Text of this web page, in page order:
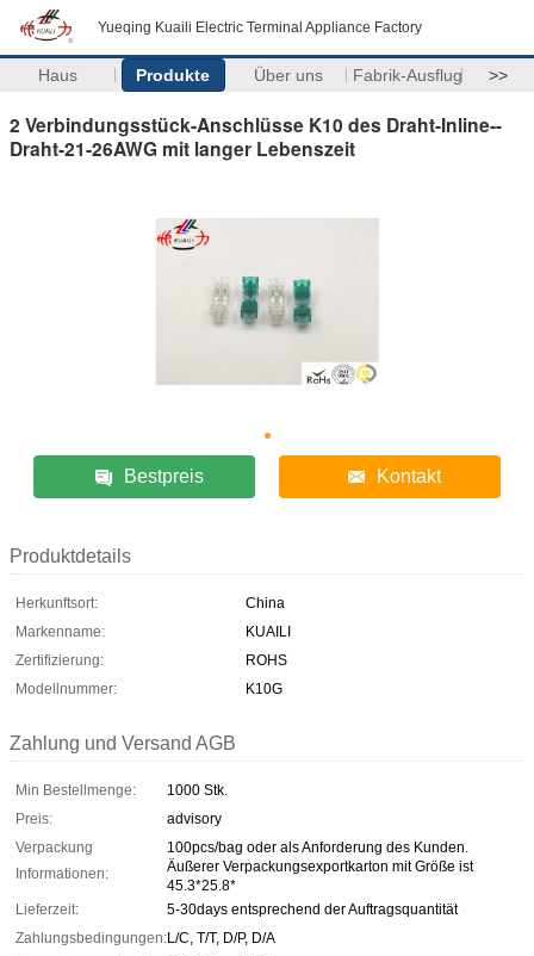
Yueqing Kuaili Electric Terminal Appliance Factory
Haus Produkte Über uns Fabrik-Ausflug >>
2 Verbindungsstück-Anschlüsse K10 des Draht-Inline--
Draht-21-26AWG mit langer Lebenszeit
Bestpreis Kontakt
Produktdetails
Herkunftsort:
China
Markenname:
KUAILI
Zertifizierung:
ROHS
Modellnummer:
K10G
Zahlung und Versand AGB
Min Bestellmenge:
1000 Stk.
Preis:
advisory
Verpackung
Informationen:
100pcs/bag oder als Anforderung des Kunden.
Äußerer Verpackungsexportkarton mit Größe ist
45.3*25.8*
Lieferzeit:
5-30days entsprechend der Auftragsquantität
Zahlungsbedingungen:L/C, T/T, D/P, D/A